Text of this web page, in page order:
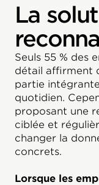
La
Seuls 55 % des
détail affirment
partie
quotidien.
proposant une
ciblée et
changer la
concrets.
Lorsque les